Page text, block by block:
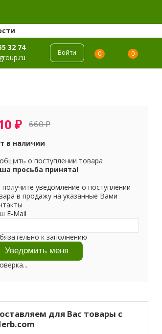
32 74
Войти 0 0
₽ 660₽
в наличии
о поступлении товара
просьба принята!
уведомление о поступлении
в продажу на указанные Вами
E-Mail
к заполнению
для Вас товары с